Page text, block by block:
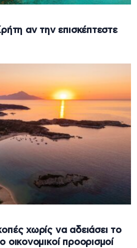
αν την επισκέπτεστε
χωρίς να αδειάσει το
οικονομικοί προορισμοί